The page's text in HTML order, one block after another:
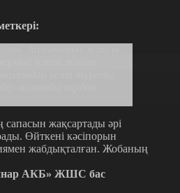
сапасын жақсартады әрі
Өйткені кәсіпорын
жабдықталған. Жобаның
АКБ» ЖШС бас